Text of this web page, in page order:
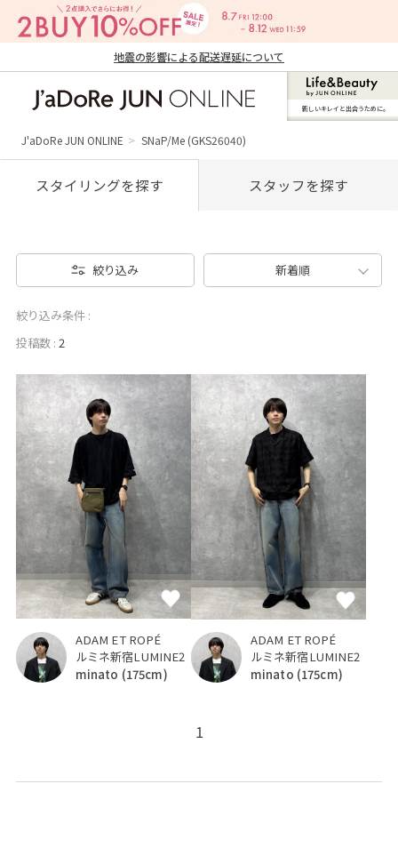
地震の影響による配送遅延について
ン オンライン）
新しいキレイと出合うために。
J'aDoRe JUN ONLINE SNaP/Me (GKS26040)
スタイリングを探す スタッフを探す
絞り込み 新着順
絞り込み条件 :
投稿数 : 2
ADAM ET ROPÉ
ルミネ新宿LUMINE2
minato (175cm)
ADAM ET ROPÉ
ルミネ新宿LUMINE2
minato (175cm)
1